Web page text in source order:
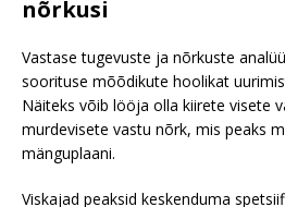
nõrkusi
Vastase tugevuste ja nõrkuste
soorituse mõõdikute hoolikat
Näiteks võib lööja olla kiirete visete
murdevisete vastu nõrk, mis peaks
mänguplaani.
Viskajad peaksid keskenduma